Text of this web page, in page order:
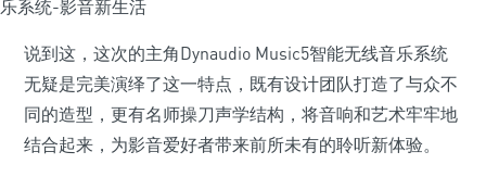
说到这，这次的主角Dynaudio Music5智能无线音乐系统
无疑是完美演绎了这一特点，既有设计团队打造了与众不
同的造型，更有名师操刀声学结构，将音响和艺术牢牢地
结合起来，为影音爱好者带来前所未有的聆听新体验。